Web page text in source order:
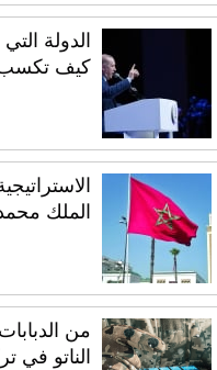
الدولة
كيف تكسب
الملك
من
الناتو في